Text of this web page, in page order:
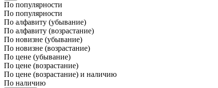
По популярности
По популярности
По алфавиту (убывание)
По алфавиту (возрастание)
По новизне (убывание)
По новизне (возрастание)
По цене (убывание)
По цене (возрастание)
По цене (возрастание) и наличию
По наличию